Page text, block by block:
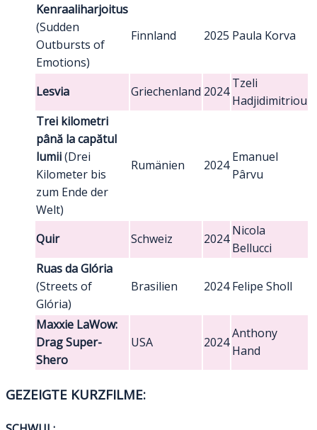
Kenraaliharjoitus
(Sudden
Outbursts of
Emotions)
Finnland 2025 Paula Korva
Lesvia Griechenland 2024
Tzeli
Hadjidimitriou
Trei kilometri
până la capătul
lumii(Drei
Kilometer bis
zum Ende der
Welt)
Rumänien 2024
Emanuel
Pârvu
Quir Schweiz 2024
Nicola
Bellucci
Ruas da Glória
(Streets of
Glória)
Brasilien 2024 Felipe Sholl
Maxxie LaWow:
Drag Super-
Shero
USA 2024
Anthony
Hand
GEZEIGTE KURZFILME: